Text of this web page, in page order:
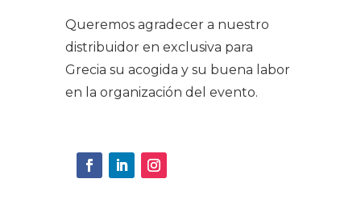
Queremos agradecer a nuestro
distribuidor en exclusiva para
Grecia su acogida y su buena labor
en la organización del evento.